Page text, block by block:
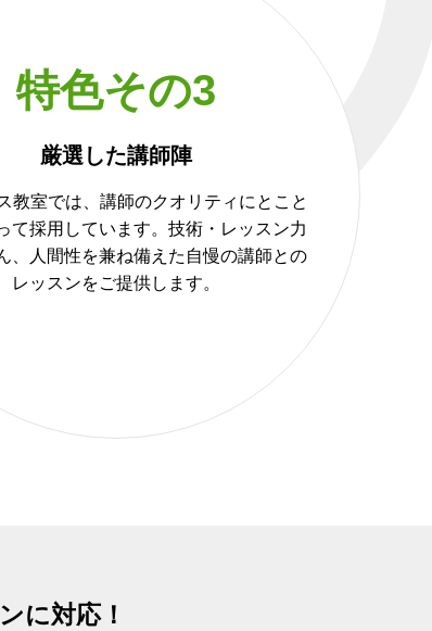
特色その3
厳選した講師陣
教室では、講師のクオリティにとこと
て採用しています。技術・レッスン力
、人間性を兼ね備えた自慢の講師との
レッスンをご提供します。
に対応！